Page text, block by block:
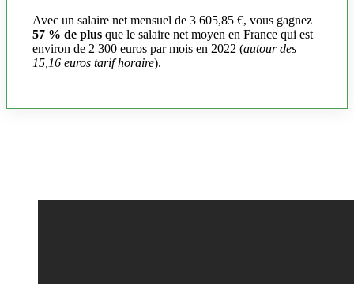
Avec un salaire net mensuel de 3 605,85 €, vous gagnez
57 % de plus que le salaire net moyen en France qui est
environ de 2 300 euros par mois en 2022 (autour des
15,16 euros tarif horaire).